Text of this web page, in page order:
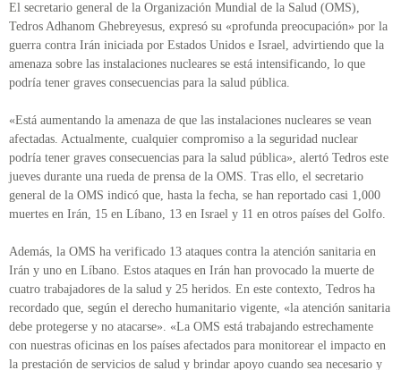
El secretario general de la Organización Mundial de la Salud (OMS),
Tedros Adhanom Ghebreyesus, expresó su «profunda preocupación» por la
guerra contra Irán iniciada por Estados Unidos e Israel, advirtiendo que la
amenaza sobre las instalaciones nucleares se está intensificando, lo que
podría tener graves consecuencias para la salud pública.
«Está aumentando la amenaza de que las instalaciones nucleares se vean
afectadas. Actualmente, cualquier compromiso a la seguridad nuclear
podría tener graves consecuencias para la salud pública», alertó Tedros este
jueves durante una rueda de prensa de la OMS. Tras ello, el secretario
general de la OMS indicó que, hasta la fecha, se han reportado casi 1,000
muertes en Irán, 15 en Líbano, 13 en Israel y 11 en otros países del Golfo.
Además, la OMS ha verificado 13 ataques contra la atención sanitaria en
Irán y uno en Líbano. Estos ataques en Irán han provocado la muerte de
cuatro trabajadores de la salud y 25 heridos. En este contexto, Tedros ha
recordado que, según el derecho humanitario vigente, «la atención sanitaria
debe protegerse y no atacarse». «La OMS está trabajando estrechamente
con nuestras oficinas en los países afectados para monitorear el impacto en
la prestación de servicios de salud y brindar apoyo cuando sea necesario y